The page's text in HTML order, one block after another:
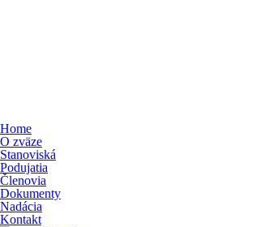
Home
O zväze
Stanoviská
Podujatia
Členovia
Dokumenty
Nadácia
Kontakt